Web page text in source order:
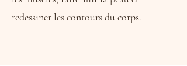
redessiner les contours du corps.